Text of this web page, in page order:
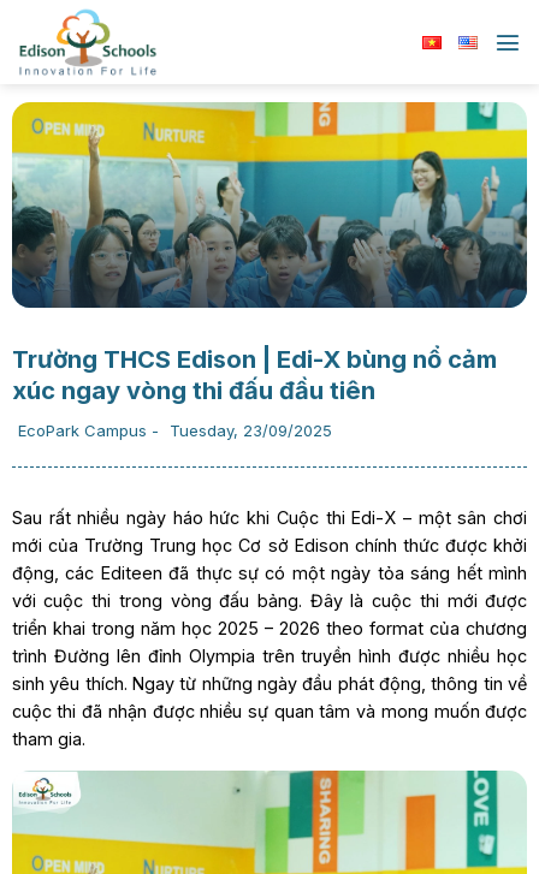
nội
Trường THCS Edison | Edi-X bùng nổ cảm
xúc ngay vòng thi đấu đầu tiên
EcoPark Campus - Tuesday, 23/09/2025
Sau rất nhiều ngày háo hức khi Cuộc thi Edi-X – một sân chơi
mới của Trường Trung học Cơ sở Edison chính thức được khởi
động, các Editeen đã thực sự có một ngày tỏa sáng hết mình
với cuộc thi trong vòng đấu bảng. Đây là cuộc thi mới được
triển khai trong năm học 2025 – 2026 theo format của chương
trình Đường lên đỉnh Olympia trên truyền hình được nhiều học
sinh yêu thích. Ngay từ những ngày đầu phát động, thông tin về
cuộc thi đã nhận được nhiều sự quan tâm và mong muốn được
tham gia.